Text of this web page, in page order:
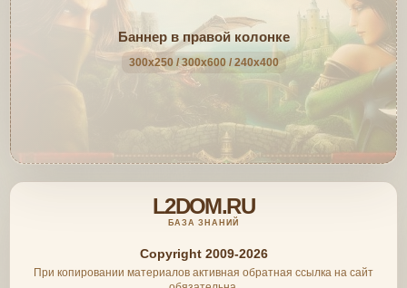
Баннер в правой колонке
300x250 / 300x600 / 240x400
L2DOM.RU
БАЗА ЗНАНИЙ
Copyright 2009-2026
При копировании материалов активная обратная ссылка на сайт